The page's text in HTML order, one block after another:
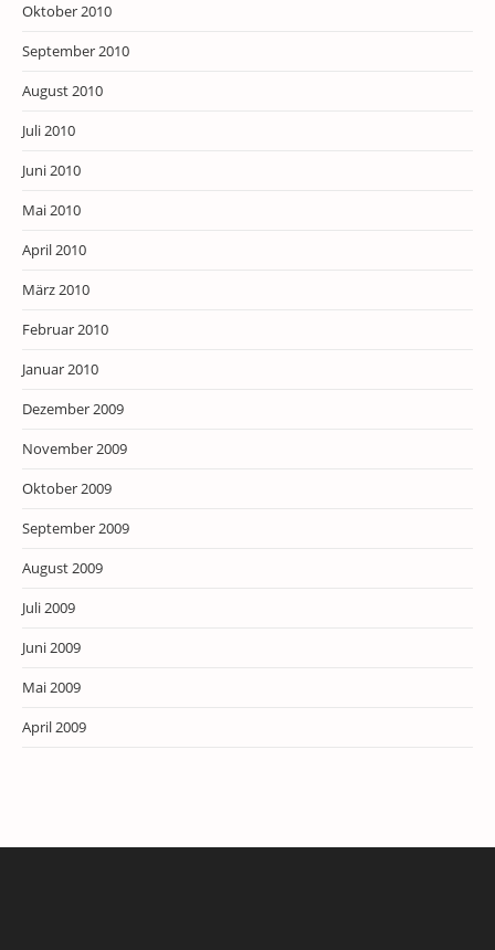
Oktober 2010
September 2010
August 2010
Juli 2010
Juni 2010
Mai 2010
April 2010
März 2010
Februar 2010
Januar 2010
Dezember 2009
November 2009
Oktober 2009
September 2009
August 2009
Juli 2009
Juni 2009
Mai 2009
April 2009